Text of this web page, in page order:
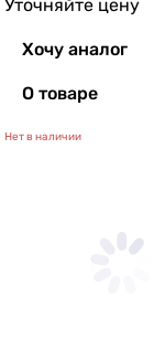
Уточняйте цену
Хочу аналог
О товаре
Нет в наличии